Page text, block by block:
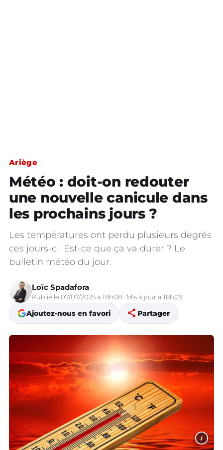
Ariège
Météo : doit-on redouter
une nouvelle canicule dans
les prochains jours ?
Les températures ont perdu plusieurs degrés
ces jours-ci. Est-ce que ça va durer ? Le
bulletin météo du jour.
Loïc Spadafora
Publié le 07/07/2025 à 18h08 · Mis à jour à 18h09
Ajoutez-nous en favori share Partager
i